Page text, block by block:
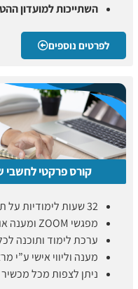
השתייכות למועדון
לפרטים נוספים
קורס פרקטי לחשבי
32 שעות לימודיות על תוכנת מכפל
מפגשי ZOOM ומענה און ליין.
ערכת לימוד ותוכנה
מענה וליווי אישי ע”י
ניתן לצפות מכל